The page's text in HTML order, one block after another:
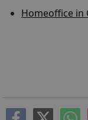
Homeoffice in